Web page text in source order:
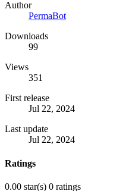
Author
PermaBot
Downloads
99
Views
351
First release
Jul 22, 2024
Last update
Jul 22, 2024
Ratings
0.00 star(s) 0 ratings